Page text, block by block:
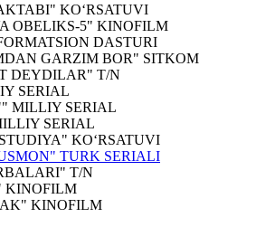
KO‘RSATUVI
OBELIKS-5" KINOFILM
DASTURI
GARZIM BOR" SITKOM
DEYDILAR" T/N
SERIAL
MILLIY SERIAL
SERIAL
KO‘RSATUVI
TURK SERIALI
T/N
KINOFILM
KINOFILM